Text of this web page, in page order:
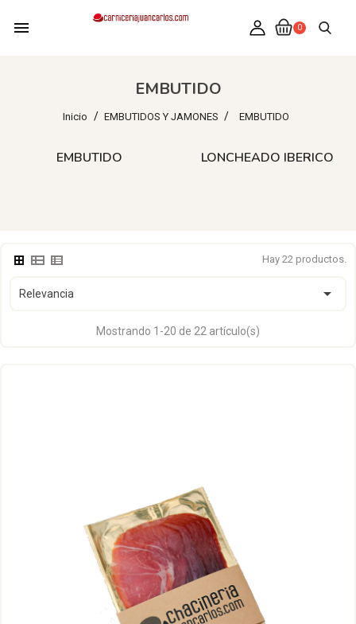
menu 0
EMBUTIDO
Inicio EMBUTIDOS Y JAMONES EMBUTIDO
EMBUTIDO LONCHEADO IBERICO
Hay 22 productos.
Relevancia 
Mostrando 1-20 de 22 artículo(s)